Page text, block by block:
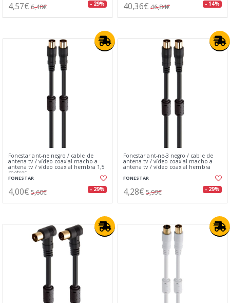
4,57€ 6,40€ - 29% 40,36€ 46,84€ - 14%
Fonestar ant-ne negro / cable de
antena tv / vídeo coaxial macho a
antena tv / vídeo coaxial hembra 1,5
metros
FONESTAR
4,00€ 5,60€ - 29%
Fonestar ant-ne-3 negro / cable de
antena tv / vídeo coaxial macho a
antena tv / vídeo coaxial hembra
FONESTAR
4,28€ 5,99€ - 29%